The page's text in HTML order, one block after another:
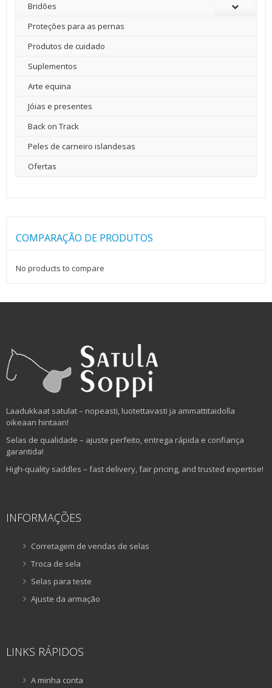
Bridões
Proteções para as pernas
Produtos de cuidado
Suplementos
Arte equina
Jóias e presentes
Back on Track
Peles de carneiro islandesas
Ofertas
COMPARAÇÃO DE PRODUTOS
No products to compare
Laadukkaat satulat – nopeasti, luotettavasti ja ammattitaidolla
oikeaan hintaan!
Selas de qualidade – ajuste perfeito, entrega rápida e confiança
garantida!
High-quality saddles – fast delivery, fair pricing, and trusted expertise!
INFORMAÇÕES
Corretagem de vendas de selas
Troca de sela
Selas para teste
Ajuste da armação
LINKS RÁPIDOS
A minha conta